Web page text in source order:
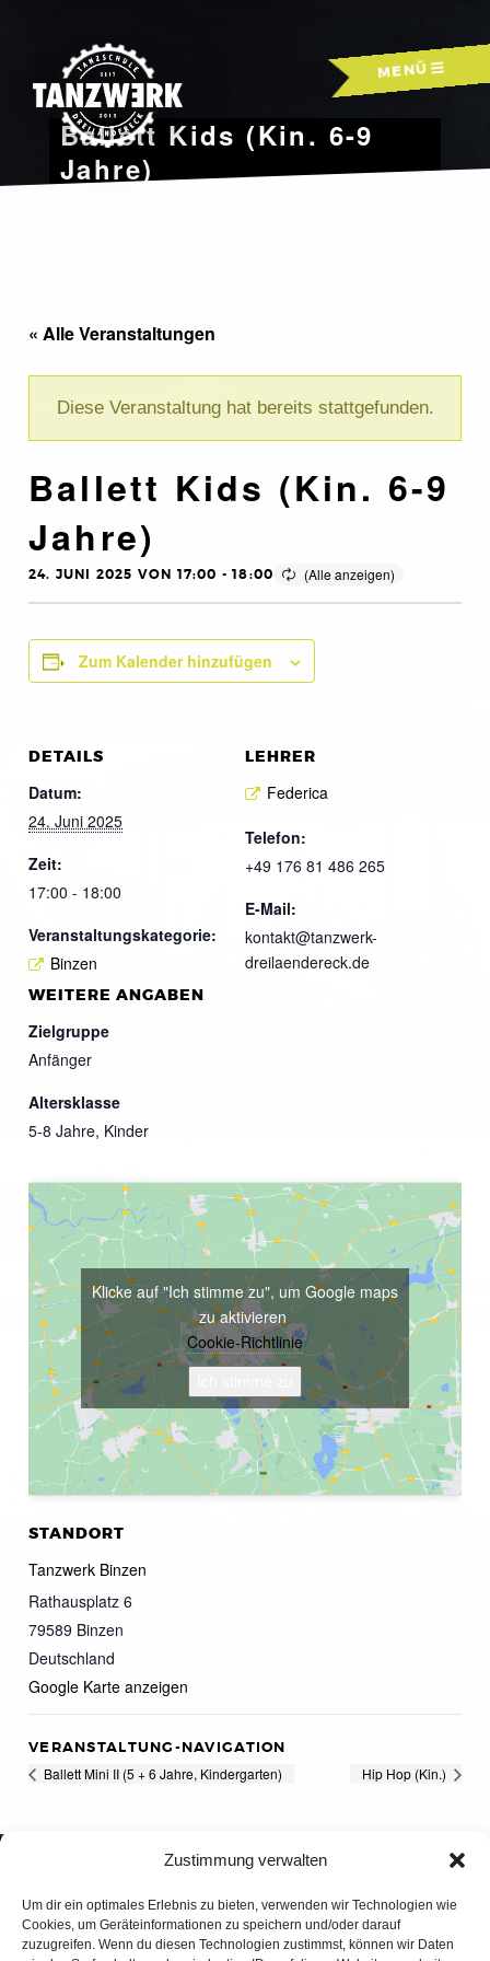
Zustimmung verwalten
Um dir ein optimales Erlebnis zu bieten, verwenden wir Technologien wie
Cookies, um Geräteinformationen zu speichern und/oder darauf
zuzugreifen. Wenn du diesen Technologien zustimmst, können wir Daten
MENÜ
Ballett Kids (Kin. 6-9
Jahre)
« Alle Veranstaltungen
Diese Veranstaltung hat bereits stattgefunden.
Ballett Kids (Kin. 6-9
Jahre)
24. JUNI 2025 VON 17:00 -18:00
Zum Kalender hinzufügen
DETAILS
Datum:
24. Juni 2025
Zeit:
17:00 - 18:00
Veranstaltungskategorie:
Binzen
LEHRER
Federica
Telefon:
+49 176 81 486 265
E-Mail:
kontakt@tanzwerk-
dreilaendereck.de
WEITERE ANGABEN
Zielgruppe
Anfänger
Altersklasse
5-8 Jahre, Kinder
STANDORT
Tanzwerk Binzen
Rathausplatz 6
79589 Binzen
Deutschland
Google Karte anzeigen
Klicke auf "Ich stimme zu", um Google maps
zu aktivieren
Cookie-Richtlinie
VERANSTALTUNG-NAVIGATION
Ballett Mini II (5 + 6 Jahre, Kindergarten) Hip Hop (Kin.)